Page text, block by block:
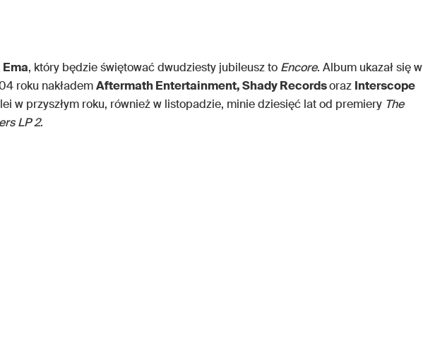
Ema, który będzie świętować dwudziesty jubileusz to Encore. Album ukazał się w
roku nakłademAftermath Entertainment, Shady Recordsoraz Interscope
w przyszłym roku, również w listopadzie, minie dziesięć lat od premiery The
LP 2.